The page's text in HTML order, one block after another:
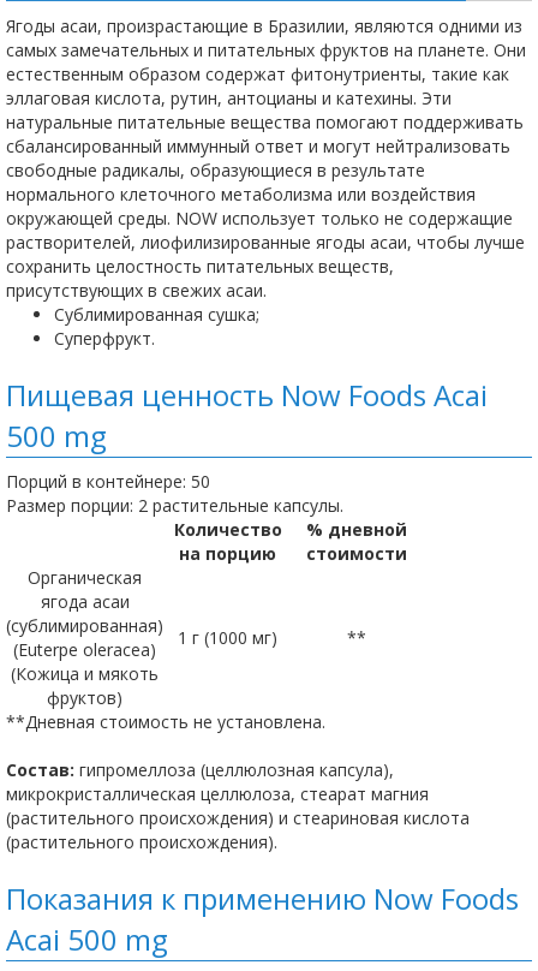
Ягоды асаи, произрастающие в Бразилии, являются одними из
самых замечательных и питательных фруктов на планете. Они
естественным образом содержат фитонутриенты, такие как
эллаговая кислота, рутин, антоцианы и катехины. Эти
натуральные питательные вещества помогают поддерживать
сбалансированный иммунный ответ и могут нейтрализовать
свободные радикалы, образующиеся в результате
нормального клеточного метаболизма или воздействия
окружающей среды. NOW использует только не содержащие
растворителей, лиофилизированные ягоды асаи, чтобы лучше
сохранить целостность питательных веществ,
присутствующих в свежих асаи.
Сублимированная сушка;
Суперфрукт.
Пищевая ценность Now Foods Acai
500 mg
Порций в контейнере: 50
Размер порции: 2 растительные капсулы.
Количество
на порцию
% дневной
стоимости
Органическая
ягода асаи
(сублимированная)
(Euterpe oleracea)
(Кожица и мякоть
фруктов)
1 г (1000 мг) **
**Дневная стоимость не установлена.
Состав: гипромеллоза (целлюлозная капсула),
микрокристаллическая целлюлоза, стеарат магния
(растительного происхождения) и стеариновая кислота
(растительного происхождения).
Показания к применению Now Foods
Acai 500 mg